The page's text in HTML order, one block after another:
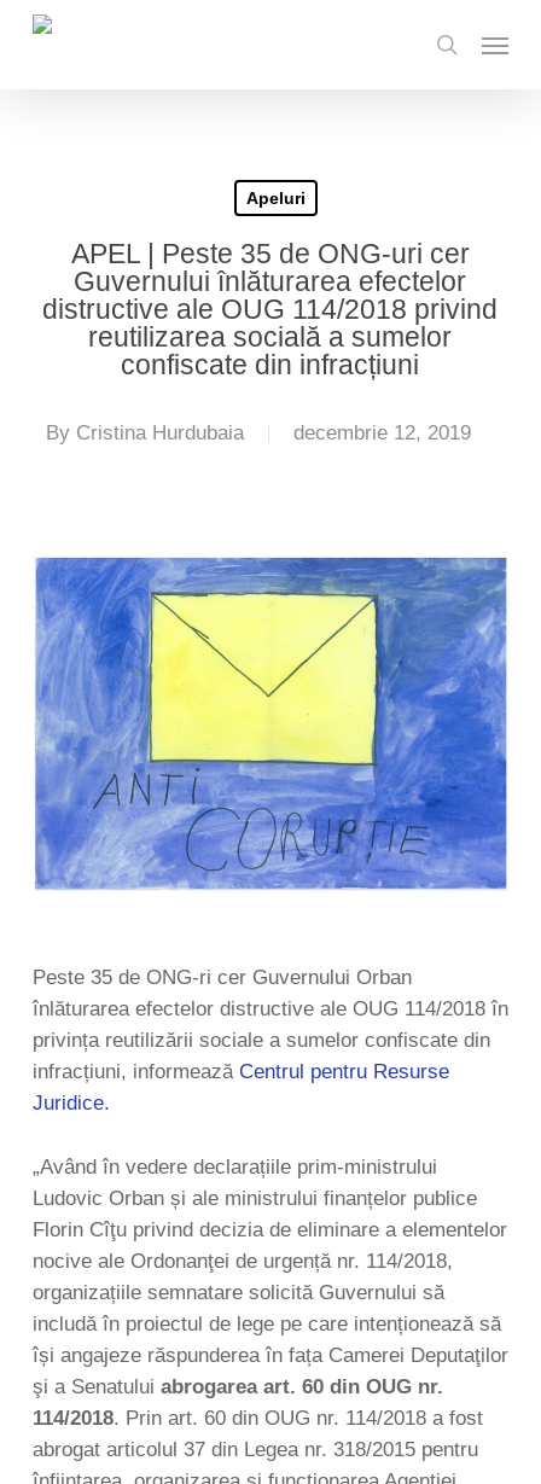
Skip
search
Menu
Apeluri
APEL | Peste 35 de ONG-uri cer
Guvernului înlăturarea efectelor
distructive ale OUG 114/2018 privind
reutilizarea socială a sumelor
confiscate din infracțiuni
By Cristina Hurdubaia decembrie 12, 2019
Peste 35 de ONG-ri cer Guvernului Orban
înlăturarea efectelor distructive ale OUG 114/2018 în
privința reutilizării sociale a sumelor confiscate din
infracțiuni, informează Centrul pentru Resurse
Juridice.
„Având în vedere declarațiile prim-ministrului
Ludovic Orban și ale ministrului finanțelor publice
Florin Cîţu privind decizia de eliminare a elementelor
nocive ale Ordonanţei de urgență nr. 114/2018,
organizațiile semnatare solicită Guvernului să
includă în proiectul de lege pe care intenționează să
își angajeze răspunderea în fața Camerei Deputaţilor
şi a Senatului abrogarea art. 60 din OUG nr.
114/2018. Prin art. 60 din OUG nr. 114/2018 a fost
abrogat articolul 37 din Legea nr. 318/2015 pentru